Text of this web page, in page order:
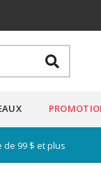
99 $ et plus